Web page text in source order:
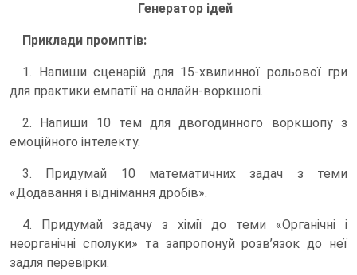
Генератор ідей
Приклади промптів:
1. Напиши сценарій для 15-хвилинної рольової гри
для практики емпатії на онлайн-воркшопі.
2. Напиши 10 тем для двогодинного воркшопу з
емоційного інтелекту.
3. Придумай 10 математичних задач з теми
«Додавання і віднімання дробів».
4. Придумай задачу з хімії до теми «Органічні і
неорганічні сполуки» та запропонуй розв’язок до неї
задля перевірки.